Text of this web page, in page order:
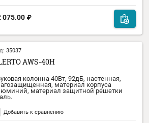
Производитель:
Статус товаров В наличии
10 095.00 ₽
Код:
ALERTO AWS-30H